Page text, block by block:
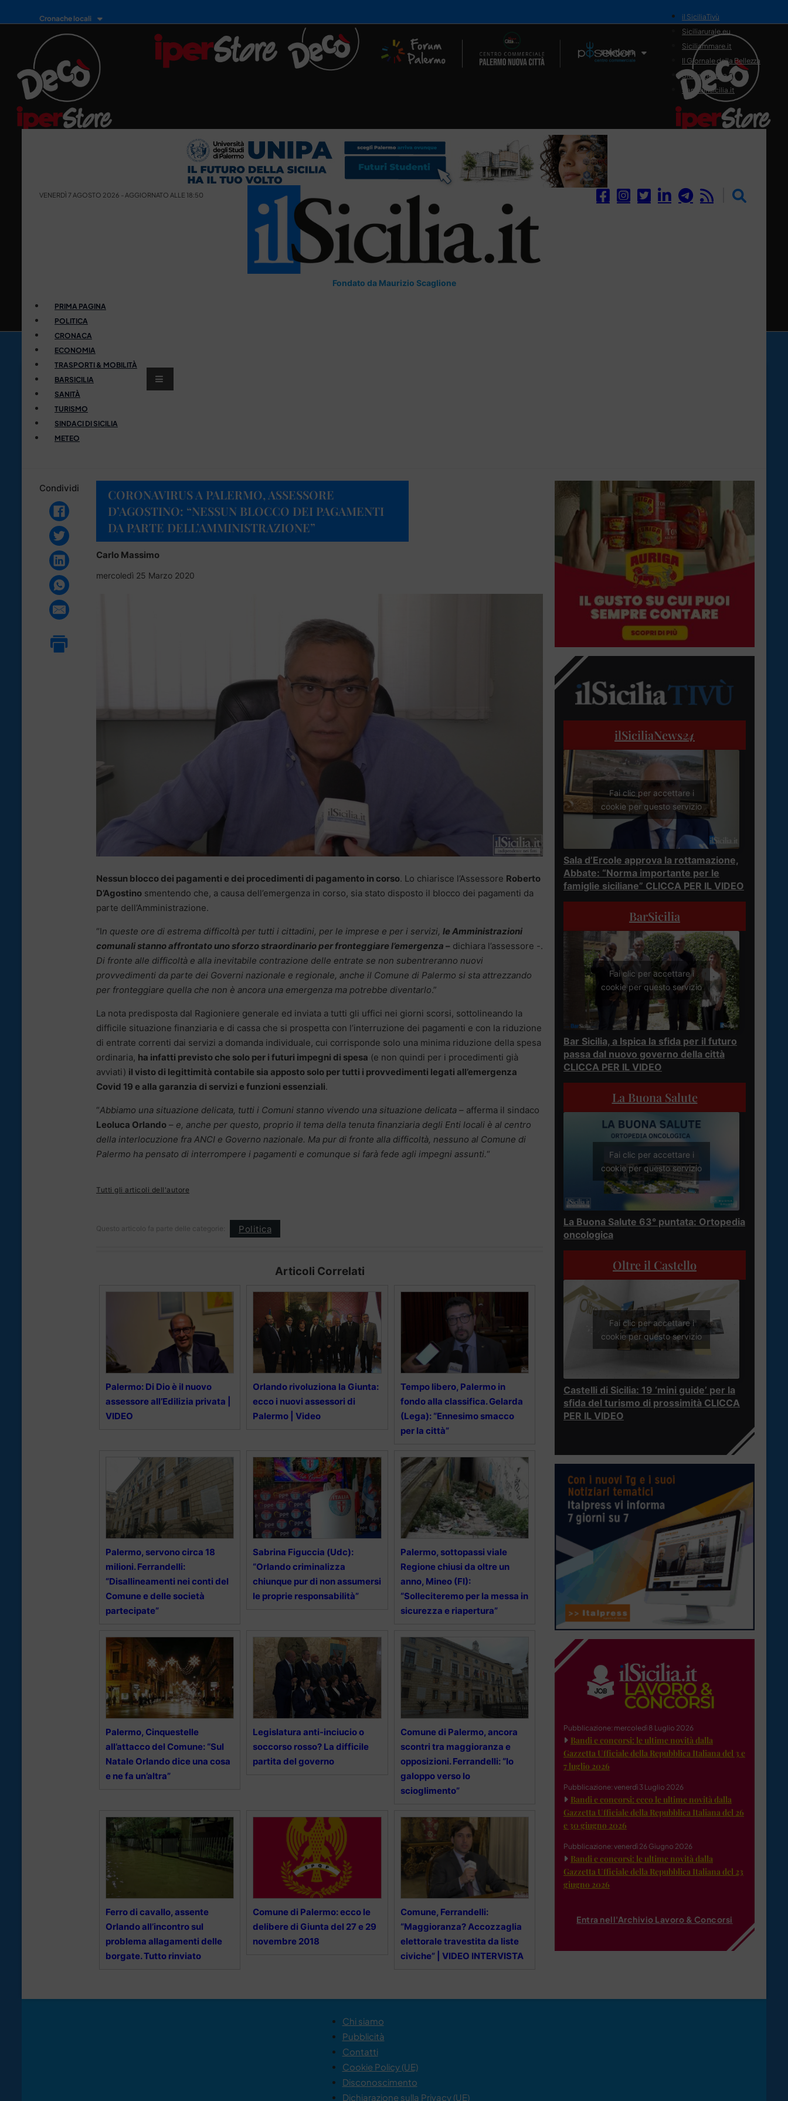
Cronache locali
Il Network
il SiciliaTivù
Siciliarurale.eu
Siciliammare.it
Il Giornale della Bellezza
Siciliamedica.it
Sanitainsicilia.it
VENERDÌ 7 AGOSTO 2026 - AGGIORNATO ALLE 18:50
Fondato da Maurizio Scaglione
PRIMA PAGINA
POLITICA
CRONACA
ECONOMIA
TRASPORTI & MOBILITÀ
BARSICILIA
SANITÀ
TURISMO
SINDACI DI SICILIA
METEO
Condividi
CORONAVIRUS A PALERMO, ASSESSORE
D’AGOSTINO: “NESSUN BLOCCO DEI PAGAMENTI
DA PARTE DELL’AMMINISTRAZIONE”
Carlo Massimo
mercoledì 25 Marzo 2020
Nessun blocco dei pagamenti e dei procedimenti di pagamento in corso. Lo chiarisce l’Assessore Roberto
D’Agostino smentendo che, a causa dell’emergenza in corso, sia stato disposto il blocco dei pagamenti da
parte dell’Amministrazione.
“In queste ore di estrema difficoltà per tutti i cittadini, per le imprese e per i servizi, le Amministrazioni
comunali stanno affrontato uno sforzo straordinario per fronteggiare l’emergenza – dichiara l’assessore -.
Di fronte alle difficoltà e alla inevitabile contrazione delle entrate se non subentreranno nuovi
provvedimenti da parte dei Governi nazionale e regionale, anche il Comune di Palermo si sta attrezzando
per fronteggiare quella che non è ancora una emergenza ma potrebbe diventarlo.”
La nota predisposta dal Ragioniere generale ed inviata a tutti gli uffici nei giorni scorsi, sottolineando la
difficile situazione finanziaria e di cassa che si prospetta con l’interruzione dei pagamenti e con la riduzione
di entrate correnti dai servizi a domanda individuale, cui corrisponde solo una minima riduzione della spesa
ordinaria, ha infatti previsto che solo per i futuri impegni di spesa (e non quindi per i procedimenti già
avviati) il visto di legittimità contabile sia apposto solo per tutti i provvedimenti legati all’emergenza
Covid 19 e alla garanzia di servizi e funzioni essenziali.
“Abbiamo una situazione delicata, tutti i Comuni stanno vivendo una situazione delicata – afferma il sindaco
Leoluca Orlando – e, anche per questo, proprio il tema della tenuta finanziaria degli Enti locali è al centro
della interlocuzione fra ANCI e Governo nazionale. Ma pur di fronte alla difficoltà, nessuno al Comune di
Palermo ha pensato di interrompere i pagamenti e comunque si farà fede agli impegni assunti.“
Tutti gli articoli dell'autore
Questo articolo fa parte delle categorie: Politica
Articoli Correlati
Palermo: Di Dio è il nuovo
assessore all’Edilizia privata |
VIDEO
Orlando rivoluziona la Giunta:
ecco i nuovi assessori di
Palermo | Video
Tempo libero, Palermo in
fondo alla classifica. Gelarda
(Lega): “Ennesimo smacco
per la città”
Palermo, servono circa 18
milioni. Ferrandelli:
“Disallineamenti nei conti del
Comune e delle società
partecipate”
Sabrina Figuccia (Udc):
“Orlando criminalizza
chiunque pur di non assumersi
le proprie responsabilità”
Palermo, sottopassi viale
Regione chiusi da oltre un
anno, Mineo (FI):
“Solleciteremo per la messa in
sicurezza e riapertura”
Palermo, Cinquestelle
all’attacco del Comune: “Sul
Natale Orlando dice una cosa
e ne fa un’altra”
Legislatura anti-inciucio o
soccorso rosso? La difficile
partita del governo
Comune di Palermo, ancora
scontri tra maggioranza e
opposizioni. Ferrandelli: “Io
galoppo verso lo
scioglimento”
Ferro di cavallo, assente
Orlando all’incontro sul
problema allagamenti delle
borgate. Tutto rinviato
Comune di Palermo: ecco le
delibere di Giunta del 27 e 29
novembre 2018
Comune, Ferrandelli:
“Maggioranza? Accozzaglia
elettorale travestita da liste
civiche” | VIDEO INTERVISTA
ilSiciliaNews24
Fai clic per accettare i
cookie per questo servizio
Sala d’Ercole approva la rottamazione,
Abbate: “Norma importante per le
famiglie siciliane” CLICCA PER IL VIDEO
BarSicilia
Fai clic per accettare i
cookie per questo servizio
Bar Sicilia, a Ispica la sfida per il futuro
passa dal nuovo governo della città
CLICCA PER IL VIDEO
La Buona Salute
Fai clic per accettare i
cookie per questo servizio
La Buona Salute 63° puntata: Ortopedia
oncologica
Oltre il Castello
Fai clic per accettare i
cookie per questo servizio
Castelli di Sicilia: 19 ‘mini guide’ per la
sfida del turismo di prossimità CLICCA
PER IL VIDEO
Pubblicazione: mercoledì 8 Luglio 2026
Bandi e concorsi: le ultime novità dalla
Gazzetta Ufficiale della Repubblica Italiana del 3 e
7 luglio 2026
Pubblicazione: venerdì 3 Luglio 2026
Bandi e concorsi: ecco le ultime novità dalla
Gazzetta Ufficiale della Repubblica Italiana del 26
e 30 giugno 2026
Pubblicazione: venerdì 26 Giugno 2026
Bandi e concorsi: le ultime novità dalla
Gazzetta Ufficiale della Repubblica Italiana del 23
giugno 2026
Entra nell'Archivio Lavoro & Concorsi
Chi siamo
Pubblicità
Contatti
Cookie Policy (UE)
Disconoscimento
Dichiarazione sulla Privacy (UE)